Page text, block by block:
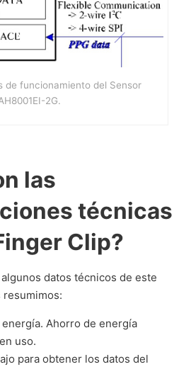
de funcionamiento del Sensor
2G.
las
técnicas
Clip?
datos técnicos de este
resumimos:
Ahorro de energía
uso.
para obtener los datos del